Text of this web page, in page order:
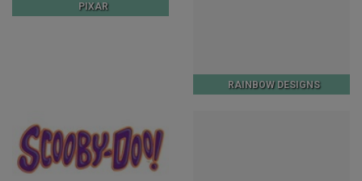
PIXAR
RAINBOW DESIGNS